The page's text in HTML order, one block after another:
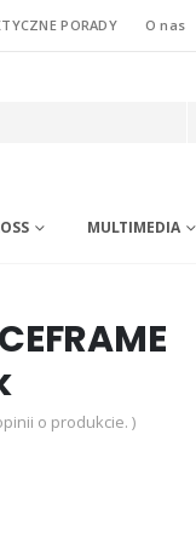
PORADY O nas
MULTIMEDIA
o produkcie. )